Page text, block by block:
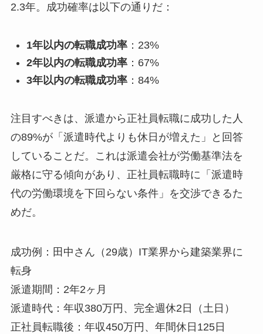
2.3年。成功確率は以下の通りだ：
1年以内の転職成功率：23%
2年以内の転職成功率：67%
3年以内の転職成功率：84%
注目すべきは、派遣から正社員転職に成功した人
の89%が「派遣時代よりも休日が増えた」と回答
していることだ。これは派遣会社が労働基準法を
厳格に守る傾向があり、正社員転職時に「派遣時
代の労働環境を下回らない条件」を交渉できるた
めだ。
成功例：田中さん（29歳）IT業界から建築業界に
転身
派遣期間：2年2ヶ月
派遣時代：年収380万円、完全週休2日（土日）
正社員転職後：年収450万円、年間休日125日